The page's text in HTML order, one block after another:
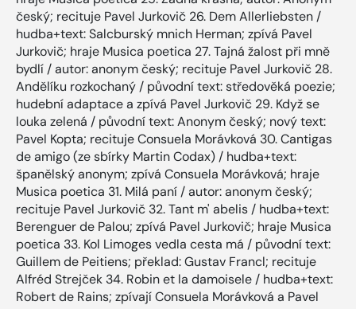
český; recituje Pavel Jurkovič 26. Dem Allerliebsten /
hudba+text: Salcburský mnich Herman; zpívá Pavel
Jurkovič; hraje Musica poetica 27. Tajná žalost při mně
bydlí / autor: anonym český; recituje Pavel Jurkovič 28.
Andělíku rozkochaný / původní text: středověká poezie;
hudební adaptace a zpívá Pavel Jurkovič 29. Když se
louka zelená / původní text: Anonym český; nový text:
Pavel Kopta; recituje Consuela Morávková 30. Cantigas
de amigo (ze sbírky Martin Codax) / hudba+text:
španělský anonym; zpívá Consuela Morávková; hraje
Musica poetica 31. Milá paní / autor: anonym český;
recituje Pavel Jurkovič 32. Tant m' abelis / hudba+text:
Berenguer de Palou; zpívá Pavel Jurkovič; hraje Musica
poetica 33. Kol Limoges vedla cesta má / původní text:
Guillem de Peitiens; překlad: Gustav Francl; recituje
Alfréd Strejček 34. Robin et la damoisele / hudba+text:
Robert de Rains; zpívají Consuela Morávková a Pavel